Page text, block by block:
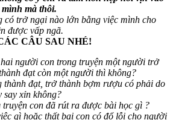
mà thôi.
có trở ngại nào lớn bằng việc mình cho
được vấp ngã.
CÂU SAU NHÉ!
hai người con trong truyện một người trở
đạt còn một người thì không?
thành đạt, trở thành bợm rượu có phải do
say xỉn không?
truyện con đã rút ra được bài học gì ?
gì hoặc thất bại con có đổ lỗi cho người